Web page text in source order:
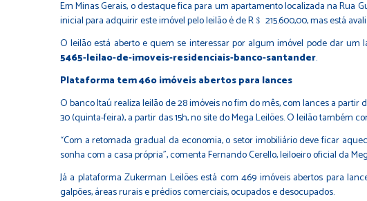
Em Minas Gerais, o destaque fica para um apartamento localizada na Rua
inicial para adquirir este imóvel pelo leilão é de R﹩ 215.600,00, mas está
O leilão está aberto e quem se interessar por algum imóvel pode dar um
5465-leilao-de-imoveis-residenciais-banco-santander.
Plataforma tem 46o imóveis abertos para lances
O banco Itaú realiza leilão de 28 imóveis no fim do mês, com lances a partir
30 (quinta-feira), a partir das 15h, no site do Mega Leilões. O leilão também
“Com a retomada gradual da economia, o setor imobiliário deve ficar
sonha com a casa própria”, comenta Fernando Cerello, leiloeiro oficial da
Já a plataforma Zukerman Leilões está com 469 imóveis abertos para
galpões, áreas rurais e prédios comerciais, ocupados e desocupados.